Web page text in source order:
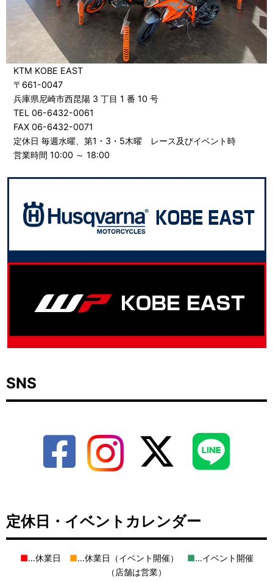
KTM KOBE EAST
〒661-0047
兵庫県尼崎市西昆陽 3 丁目 1 番 10 号
TEL 06-6432-0061
FAX 06-6432-0071
定休日 毎週水曜、第1・3・5木曜 レース及びイベント時
営業時間 10:00 ～ 18:00
SNS
定休日・イベントカレンダー
■…休業日 ■…休業日（イベント開催） ■…イベント開催
（店舗は営業）